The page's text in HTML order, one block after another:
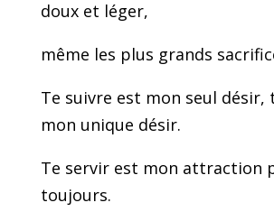
doux et léger,
même les plus grands
Te suivre est mon seul désir,
mon unique désir.
Te servir est mon attraction
toujours.